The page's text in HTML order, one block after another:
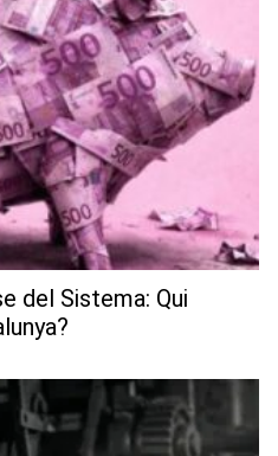
del Sistema: Qui